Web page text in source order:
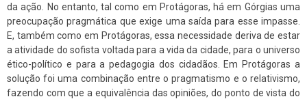
da ação. No entanto, tal como em Protágoras, há em Górgias uma
preocupação pragmática que exige uma saída para esse impasse.
E, também como em Protágoras, essa necessidade deriva de estar
a atividade do sofista voltada para a vida da cidade, para o universo
ético-político e para a pedagogia dos cidadãos. Em Protágoras a
solução foi uma combinação entre o pragmatismo e o relativismo,
fazendo com que a equivalência das opiniões, do ponto de vista do